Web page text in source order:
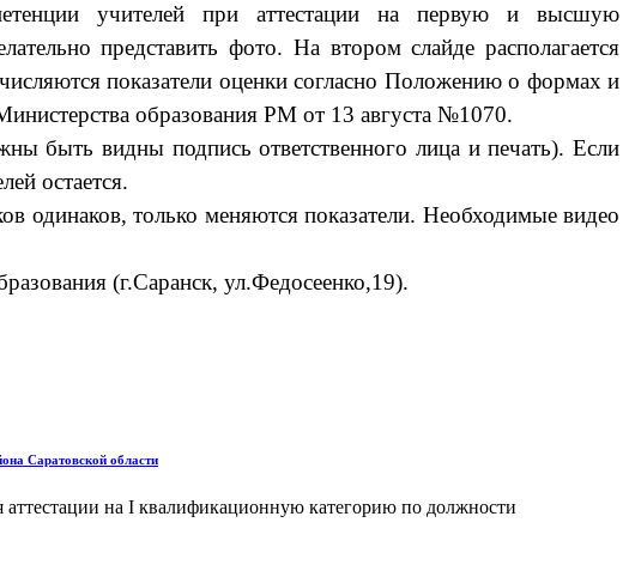
учителей при аттестации на первую и высшую
представить фото. На втором слайде располагается
показатели оценки согласно Положению о формах и
образования РМ от 13 августа №1070.
быть видны подпись ответственного лица и печать). Если
остается.
одинаков, только меняются показатели. Необходимые видео
(г.Саранск, ул.Федосеенко,19).
Саратовской области
на I квалификационную категорию по должности